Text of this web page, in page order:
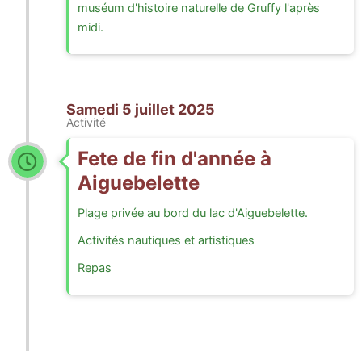
muséum d'histoire naturelle de Gruffy l'après
midi.
Samedi 5 juillet 2025
Activité
Fete de fin d'année à
Aiguebelette
Plage privée au bord du lac d'Aiguebelette.
Activités nautiques et artistiques
Repas